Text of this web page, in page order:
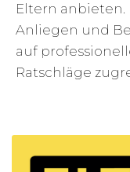
Eltern
Anliegen und
auf
Ratschläge